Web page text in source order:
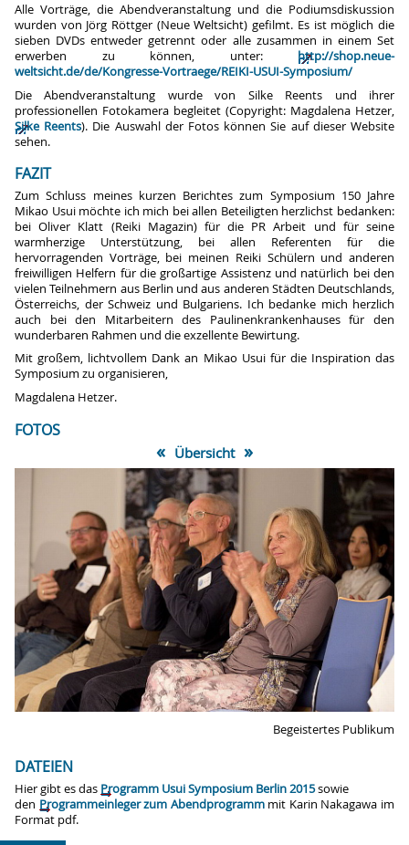
Alle Vorträge, die Abendveranstaltung und die Podiumsdiskussion
wurden von Jörg Röttger (Neue Weltsicht) gefilmt. Es ist möglich die
sieben DVDs entweder getrennt oder alle zusammen in einem Set
erwerben zu können, unter: http://shop.neue-
weltsicht.de/de/Kongresse-Vortraege/REIKI-USUI-Symposium/
Die Abendveranstaltung wurde von Silke Reents und ihrer
professionellen Fotokamera begleitet (Copyright: Magdalena Hetzer,
Silke Reents). Die Auswahl der Fotos können Sie auf dieser Website
sehen.
FAZIT
Zum Schluss meines kurzen Berichtes zum Symposium 150 Jahre
Mikao Usui möchte ich mich bei allen Beteiligten herzlichst bedanken:
bei Oliver Klatt (Reiki Magazin) für die PR Arbeit und für seine
warmherzige Unterstützung, bei allen Referenten für die
hervorragenden Vorträge, bei meinen Reiki Schülern und anderen
freiwilligen Helfern für die großartige Assistenz und natürlich bei den
vielen Teilnehmern aus Berlin und aus anderen Städten Deutschlands,
Österreichs, der Schweiz und Bulgariens. Ich bedanke mich herzlich
auch bei den Mitarbeitern des Paulinenkrankenhauses für den
wunderbaren Rahmen und die exzellente Bewirtung.
Mit großem, lichtvollem Dank an Mikao Usui für die Inspiration das
Symposium zu organisieren,
Magdalena Hetzer.
FOTOS
« Übersicht »
Begeistertes Publikum
DATEIEN
Hier gibt es das Programm Usui Symposium Berlin 2015sowie
den Programmeinleger zum Abendprogrammmit Karin Nakagawa im
Format pdf.